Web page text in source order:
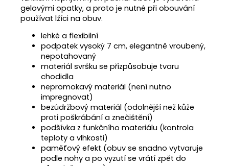
gelovými opatky, a proto je nutné při obouvání
používat lžíci na obuv.
lehké a flexibilní
podpatek vysoký 7 cm, elegantně vroubený,
nepotahovaný
materiál svršku se přizpůsobuje tvaru
chodidla
nepromokavý materiál (není nutno
impregnovat)
bezúdržbový materiál (odolnější než kůže
proti poškrábání a znečištění)
podšívka z funkčního materiálu (kontrola
teploty a vlhkosti)
paměťový efekt (obuv se snadno vytvaruje
podle nohy a po vyzutí se vrátí zpět do